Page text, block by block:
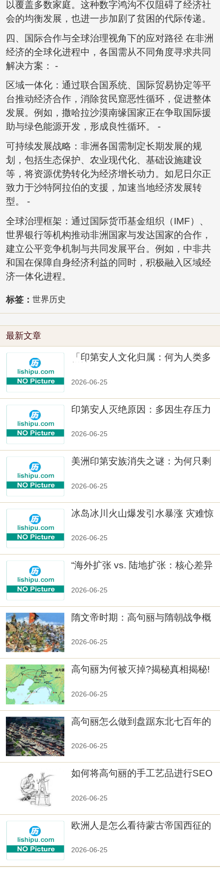
以覆盖多数家庭。这种数字鸿沟不仅阻碍了经济社
会的均衡发展，也进一步加剧了贫困的代际传递。
四、国际合作与全球治理视角下的应对路径 在非洲
经济的全球化进程中，各国需从不同角度寻求共同
解决方案： -
区域一体化：通过联合国系统、国际贸易协定等平
台推动经济合作，消除贫民窟恶性循环，促进整体
发展。例如，撒哈拉沙漠南缘国家正在争取国际援
助与绿色能源开发，形成良性循环。 -
可持续发展战略：非洲各国需制定长期发展的规
划，包括生态保护、农业现代化、基础设施建设
等，将资源优势转化为经济增长动力。如尼日尔正
致力于沙特阿拉伯的支援，加速当地经济发展转
型。 -
全球治理框架：通过国际货币基金组织（IMF）、
世界银行等机构推动非洲国家与发达国家的合作，
建立公平竞争机制与共同发展平台。例如，中非共
和国在保障自身经济利益的同时，积极融入区域经
济一体化进程。
标签： 世界历史
最新文章
「印第安人文化归属：何为人类多
2026-06-25
印第安人灭绝原因：多因生存压力
2026-06-25
美洲印第安族消失之谜：为何只剩
2026-06-25
冰岛冰川火山爆发引水暴涨 灾难惊
2026-06-25
“海外扩张 vs. 陆地扩张：核心差异
2026-06-25
隋文帝时期：高句丽与隋朝战争概
2026-06-25
高句丽为何被灭掉?揭秘真相揭秘!
2026-06-25
高句丽怎么做到盘踞东北七百年的
2026-06-25
如何将高句丽的手工艺品进行SEO
2026-06-25
欧洲人是怎么看待蒙古帝国西征的
2026-06-25